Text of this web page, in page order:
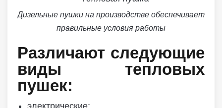
Дизельные пушки на производстве обеспечивает
правильные условия работы
Различают следующие
виды тепловых
пушек:
электрические;